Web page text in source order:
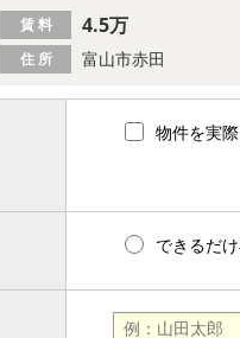
住 所 富山市赤田
賃 料 4.5万
物件を実
できるだけ